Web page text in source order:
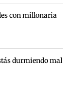
con millonaria
durmiendo mal